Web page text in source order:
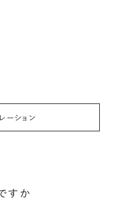
ーション
すか